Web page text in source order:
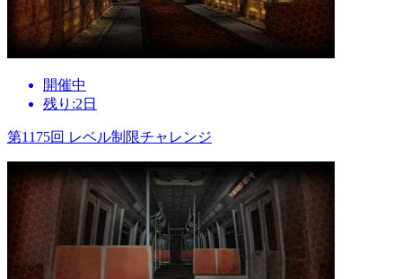
開催中
残り:2日
第1175回 レベル制限チャレンジ